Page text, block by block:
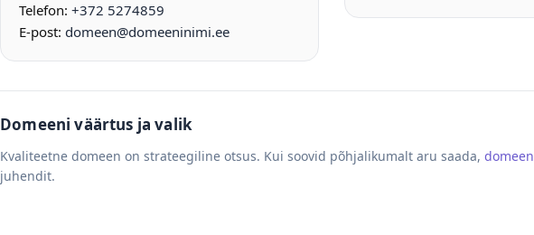
Telefon: +372 5274859
E-post: domeen@domeeninimi.ee
Domeeni väärtus ja valik
Kvaliteetne domeen on strateegiline otsus. Kui soovid põhjalikumalt aru saada,
juhendit.